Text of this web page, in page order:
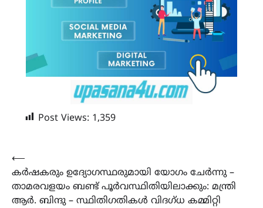
Post Views: 1,359
Post
navigation
⟵
കര്‍ഷകരും ഉദ്യോഗസ്ഥരുമായി യോഗം ചേര്‍ന്നു –
താമരവളയം ബണ്ട് പൂര്‍വസ്ഥിതിയിലാക്കും: മന്ത്രി
ആര്‍. ബിന്ദു – സ്ഥിതിഗതികള്‍ വിദഗ്ധ കമ്മിറ്റി